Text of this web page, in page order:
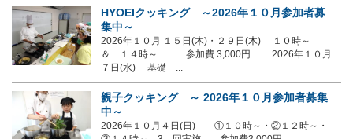
HYOEIクッキング ～2026年１０月参加者募
集中～
2026年１０月 １５日(木)・２９日(木) １０時～
＆ １４時～ 参加費 3,000円 2026年１０月
７日(水) 基礎 ...
親子クッキング ～ 2026年１０月参加者募集
中～
2026年１０月４日(日) ①１０時～・②１２時～・